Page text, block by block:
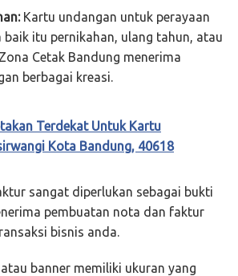
Kartu undangan untuk perayaan
itu pernikahan, ulang tahun, atau
Cetak Bandung menerima
berbagai kreasi.
Terdekat Untuk Kartu
Kota Bandung, 40618
sangat diperlukan sebagai bukti
pembuatan nota dan faktur
bisnis anda.
banner memiliki ukuran yang